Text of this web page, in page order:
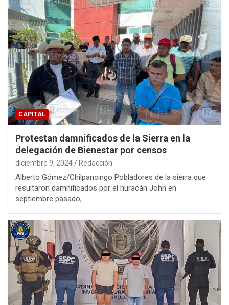
CAPITAL
Protestan damnificados de la Sierra en la
delegación de Bienestar por censos
diciembre 9, 2024 Redacción
Alberto Gómez/Chilpancingo Pobladores de la sierra que
resultaron damnificados por el huracán John en
septiembre pasado,…